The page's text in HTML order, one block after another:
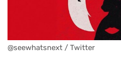
@seewhatsnext / Twitter